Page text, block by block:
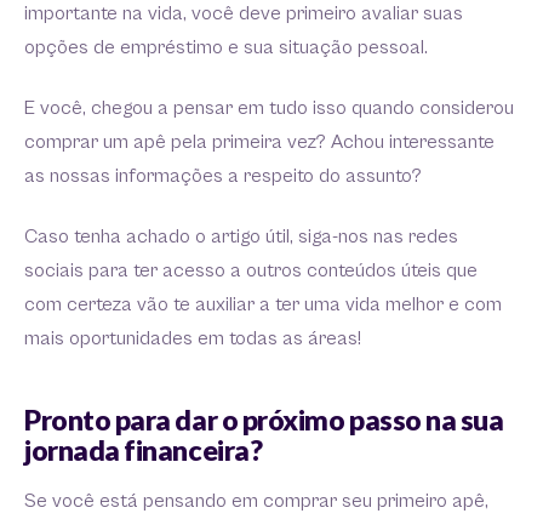
importante na vida, você deve primeiro avaliar suas
opções de empréstimo e sua situação pessoal.
E você, chegou a pensar em tudo isso quando considerou
comprar um apê pela primeira vez? Achou interessante
as nossas informações a respeito do assunto?
Caso tenha achado o artigo útil, siga-nos nas redes
sociais para ter acesso a outros conteúdos úteis que
com certeza vão te auxiliar a ter uma vida melhor e com
mais oportunidades em todas as áreas!
Pronto para dar o próximo passo na sua
jornada financeira?
Se você está pensando em comprar seu primeiro apê,